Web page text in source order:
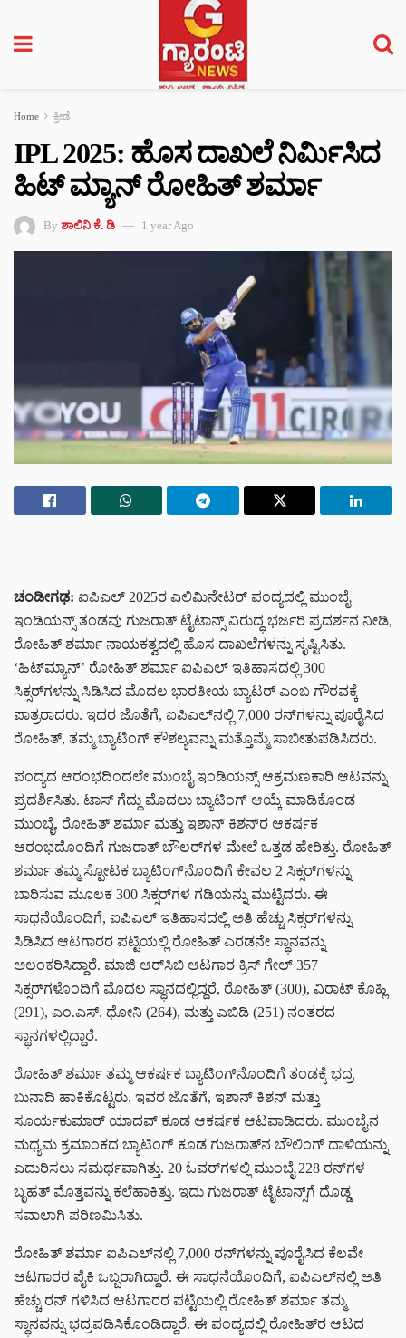
Home ಕ್ರೀಡೆ
IPL 2025: ಹೊಸ ದಾಖಲೆ ನಿರ್ಮಿಸಿದ
ಹಿಟ್ ಮ್ಯಾನ್ ರೋಹಿತ್ ಶರ್ಮಾ
By ಶಾಲಿನಿ ಕೆ. ಡಿ 1 year Ago
ಚಂಡೀಗಢ: ಐಪಿಎಲ್ 2025ರ ಎಲಿಮಿನೇಟರ್ ಪಂದ್ಯದಲ್ಲಿ ಮುಂಬೈ
ಇಂಡಿಯನ್ಸ್ ತಂಡವು ಗುಜರಾತ್ ಟೈಟಾನ್ಸ್ ವಿರುದ್ಧ ಭರ್ಜರಿ ಪ್ರದರ್ಶನ ನೀಡಿ,
ರೋಹಿತ್ ಶರ್ಮಾ ನಾಯಕತ್ವದಲ್ಲಿ ಹೊಸ ದಾಖಲೆಗಳನ್ನು ಸೃಷ್ಟಿಸಿತು.
‘ಹಿಟ್‌ಮ್ಯಾನ್’ ರೋಹಿತ್ ಶರ್ಮಾ ಐಪಿಎಲ್ ಇತಿಹಾಸದಲ್ಲಿ 300
ಸಿಕ್ಸರ್‌ಗಳನ್ನು ಸಿಡಿಸಿದ ಮೊದಲ ಭಾರತೀಯ ಬ್ಯಾಟರ್ ಎಂಬ ಗೌರವಕ್ಕೆ
ಪಾತ್ರರಾದರು. ಇದರ ಜೊತೆಗೆ, ಐಪಿಎಲ್‌ನಲ್ಲಿ 7,000 ರನ್‌ಗಳನ್ನು ಪೂರೈಸಿದ
ರೋಹಿತ್, ತಮ್ಮ ಬ್ಯಾಟಿಂಗ್ ಕೌಶಲ್ಯವನ್ನು ಮತ್ತೊಮ್ಮೆ ಸಾಬೀತುಪಡಿಸಿದರು.
ಪಂದ್ಯದ ಆರಂಭದಿಂದಲೇ ಮುಂಬೈ ಇಂಡಿಯನ್ಸ್ ಆಕ್ರಮಣಕಾರಿ ಆಟವನ್ನು
ಪ್ರದರ್ಶಿಸಿತು. ಟಾಸ್ ಗೆದ್ದು ಮೊದಲು ಬ್ಯಾಟಿಂಗ್ ಆಯ್ಕೆ ಮಾಡಿಕೊಂಡ
ಮುಂಬೈ, ರೋಹಿತ್ ಶರ್ಮಾ ಮತ್ತು ಇಶಾನ್ ಕಿಶನ್‌ರ ಆಕರ್ಷಕ
ಆರಂಭದೊಂದಿಗೆ ಗುಜರಾತ್ ಬೌಲರ್‌ಗಳ ಮೇಲೆ ಒತ್ತಡ ಹೇರಿತ್ತು. ರೋಹಿತ್
ಶರ್ಮಾ ತಮ್ಮ ಸ್ಪೋಟಕ ಬ್ಯಾಟಿಂಗ್‌ನೊಂದಿಗೆ ಕೇವಲ 2 ಸಿಕ್ಸರ್‌ಗಳನ್ನು
ಬಾರಿಸುವ ಮೂಲಕ 300 ಸಿಕ್ಸರ್‌ಗಳ ಗಡಿಯನ್ನು ಮುಟ್ಟಿದರು. ಈ
ಸಾಧನೆಯೊಂದಿಗೆ, ಐಪಿಎಲ್ ಇತಿಹಾಸದಲ್ಲಿ ಅತಿ ಹೆಚ್ಚು ಸಿಕ್ಸರ್‌ಗಳನ್ನು
ಸಿಡಿಸಿದ ಆಟಗಾರರ ಪಟ್ಟಿಯಲ್ಲಿ ರೋಹಿತ್ ಎರಡನೇ ಸ್ಥಾನವನ್ನು
ಅಲಂಕರಿಸಿದ್ದಾರೆ. ಮಾಜಿ ಆರ್‌ಸಿಬಿ ಆಟಗಾರ ಕ್ರಿಸ್ ಗೇಲ್ 357
ಸಿಕ್ಸರ್‌ಗಳೊಂದಿಗೆ ಮೊದಲ ಸ್ಥಾನದಲ್ಲಿದ್ದರೆ, ರೋಹಿತ್ (300), ವಿರಾಟ್ ಕೊಹ್ಲಿ
(291), ಎಂ.ಎಸ್. ಧೋನಿ (264), ಮತ್ತು ಎಬಿಡಿ (251) ನಂತರದ
ಸ್ಥಾನಗಳಲ್ಲಿದ್ದಾರೆ.
ರೋಹಿತ್ ಶರ್ಮಾ ತಮ್ಮ ಆಕರ್ಷಕ ಬ್ಯಾಟಿಂಗ್‌ನೊಂದಿಗೆ ತಂಡಕ್ಕೆ ಭದ್ರ
ಬುನಾದಿ ಹಾಕಿಕೊಟ್ಟರು. ಇವರ ಜೊತೆಗೆ, ಇಶಾನ್ ಕಿಶನ್ ಮತ್ತು
ಸೂರ್ಯಕುಮಾರ್ ಯಾದವ್ ಕೂಡ ಆಕರ್ಷಕ ಆಟವಾಡಿದರು. ಮುಂಬೈನ
ಮಧ್ಯಮ ಕ್ರಮಾಂಕದ ಬ್ಯಾಟಿಂಗ್ ಕೂಡ ಗುಜರಾತ್‌ನ ಬೌಲಿಂಗ್ ದಾಳಿಯನ್ನು
ಎದುರಿಸಲು ಸಮರ್ಥವಾಗಿತ್ತು. 20 ಓವರ್‌ಗಳಲ್ಲಿ ಮುಂಬೈ 228 ರನ್‌ಗಳ
ಬೃಹತ್ ಮೊತ್ತವನ್ನು ಕಲೆಹಾಕಿತ್ತು. ಇದು ಗುಜರಾತ್ ಟೈಟಾನ್ಸ್‌ಗೆ ದೊಡ್ಡ
ಸವಾಲಾಗಿ ಪರಿಣಮಿಸಿತು.
ರೋಹಿತ್ ಶರ್ಮಾ ಐಪಿಎಲ್‌ನಲ್ಲಿ 7,000 ರನ್‌ಗಳನ್ನು ಪೂರೈಸಿದ ಕೆಲವೇ
ಆಟಗಾರರ ಪೈಕಿ ಒಬ್ಬರಾಗಿದ್ದಾರೆ. ಈ ಸಾಧನೆಯೊಂದಿಗೆ, ಐಪಿಎಲ್‌ನಲ್ಲಿ ಅತಿ
ಹೆಚ್ಚು ರನ್ ಗಳಿಸಿದ ಆಟಗಾರರ ಪಟ್ಟಿಯಲ್ಲಿ ರೋಹಿತ್ ಶರ್ಮಾ ತಮ್ಮ
ಸ್ಥಾನವನ್ನು ಭದ್ರಪಡಿಸಿಕೊಂಡಿದ್ದಾರೆ. ಈ ಪಂದ್ಯದಲ್ಲಿ ರೋಹಿತ್‌ರ ಆಟದ